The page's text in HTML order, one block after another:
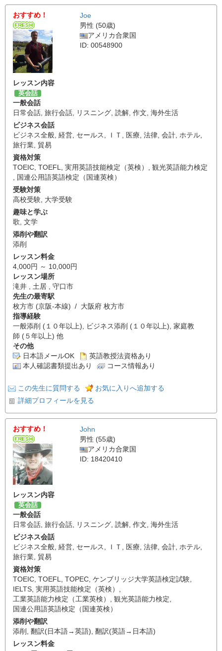
おすすめ！
Joe
男性 (50歳)
アメリカ合衆国
ID: 00548900
レッスン内容
英会話
一般会話
日常会話 旅行会話 リスニング 読解 作文 海外生活
ビジネス会話
ビジネス全般 経営 セールス ＩＴ 医療 法律 会計 ホテル
旅行業 貿易
資格対策
TOEIC TOEFL 実用英語技能検定（英検）
観光英語能力検定
国連公用語英語検定（国連英検）
受験対策
高校受験 大学受験
趣味と学ぶ
歌 文学
添削や翻訳
添削
レッスン料金
4,000円 ～ 10,000円
レッスン場所
滝井 , 土居 , 守口市
先生の最寄駅
枚方市 (京阪-本線) / 大阪府 枚方市
指導経験
一般添削 (１０年以上), ビジネス添削 (１０年以上), 家庭教
師 (５年以上) 他
その他
日本語メールOK
英語教授法資格あり
本人確認書類提出あり
コース情報あり
この先生に質問する
お気に入りへ追加する
詳細プロフィールを見る
おすすめ！
John
男性 (55歳)
アメリカ合衆国
ID: 18420410
レッスン内容
英会話
一般会話
日常会話 旅行会話 リスニング 読解 作文 海外生活
ビジネス会話
ビジネス全般 経営 セールス ＩＴ 医療 法律 会計 ホテル
旅行業 貿易
資格対策
TOEIC TOEFL TOPEC ケンブリッジ大学英語検定試験
IELTS 実用英語技能検定（英検）
工業英語能力検定（工業英検）
観光英語能力検定
国連公用語英語検定（国連英検）
添削や翻訳
添削
翻訳(日本語→英語) 翻訳(英語→日本語)
レッスン料金